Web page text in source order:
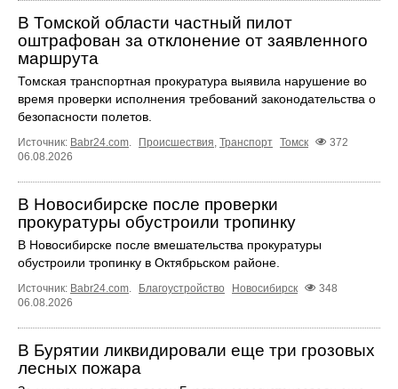
В Томской области частный пилот
оштрафован за отклонение от заявленного
маршрута
Томская транспортная прокуратура выявила нарушение во
время проверки исполнения требований законодательства о
безопасности полетов.
Источник: Babr24.com. Происшествия, Транспорт Томск
372
06.08.2026
В Новосибирске после проверки
прокуратуры обустроили тропинку
В Новосибирске после вмешательства прокуратуры
обустроили тропинку в Октябрьском районе.
Источник: Babr24.com. Благоустройство Новосибирск
348
06.08.2026
В Бурятии ликвидировали еще три грозовых
лесных пожара